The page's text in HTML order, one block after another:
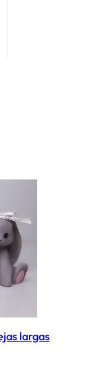
largas